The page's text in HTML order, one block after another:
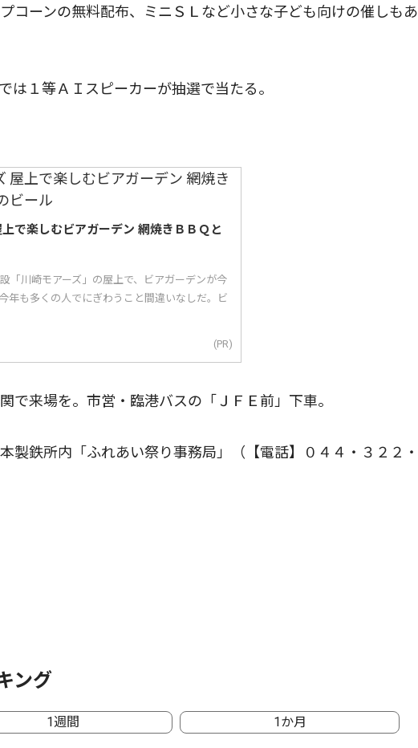
コーンの無料配布、ミニＳＬなど小さな子ども向けの催しもあ
１等ＡＩスピーカーが抽選で当たる。
で楽しむビアガーデン 網焼きＢＢＱと
「川崎モアーズ」の屋上で、ビアガーデンが今
年も多くの人でにぎわうこと間違いなしだ。ビ
(PR)
来場を。市営・臨港バスの「ＪＦＥ前」下車。
鉄所内「ふれあい祭り事務局」（【電話】０４４・３２２・
ング
1週間 1か月